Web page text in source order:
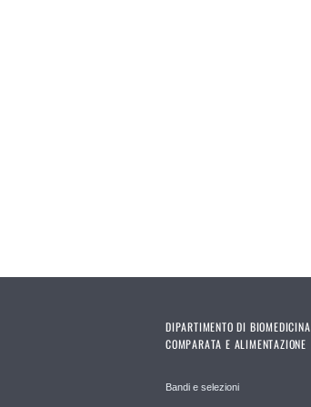
DIPARTIMENTO DI BIOMEDICINA
COMPARATA E ALIMENTAZIONE
Bandi e selezioni